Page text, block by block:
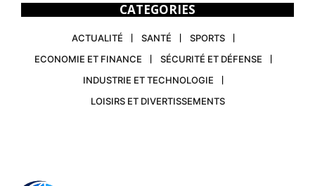
CATEGORIES
ACTUALITÉ SANTÉ
SPORTS
ECONOMIE ET FINANCE
SÉCURITÉ ET DÉFENSE
INDUSTRIE ET TECHNOLOGIE
LOISIRS ET DIVERTISSEMENTS